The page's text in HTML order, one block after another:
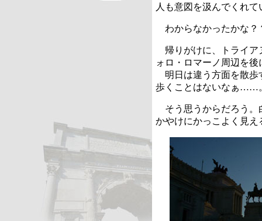
人も意図を汲んでくれ
わからなかったかな？
帰りがけに、トライア
ォロ・ロマーノ周辺を後
明日は違う方面を散歩
歩くことはないなぁ……
そう思うからだろう。
かやけにかっこよく見え